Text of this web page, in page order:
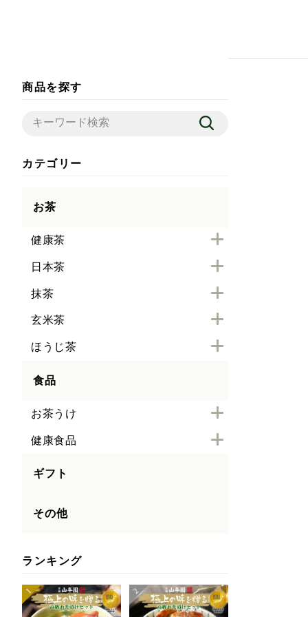
商品を探す
カテゴリー
お茶
健康茶
日本茶
抹茶
玄米茶
ほうじ茶
食品
お茶うけ
健康食品
ギフト
その他
ランキング